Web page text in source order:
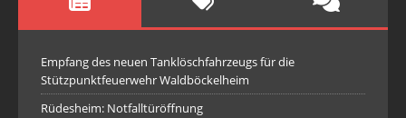
Empfang des neuen Tanklöschfahrzeugs für die
Stützpunktfeuerwehr Waldböckelheim
Rüdesheim: Notfalltüröffnung